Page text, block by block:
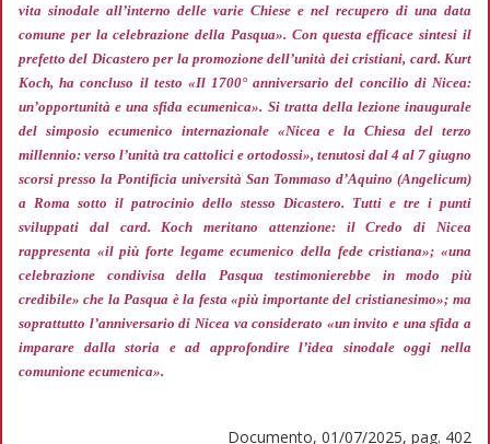
vita sinodale all’interno delle varie Chiese e nel recupero di una data
comune per la celebrazione della Pasqua». Con questa efficace sintesi il
prefetto del Dicastero per la promozione dell’unità dei cristiani, card. Kurt
Koch, ha concluso il testo «Il 1700° anniversario del concilio di Nicea:
un’opportunità e una sfida ecumenica». Si tratta della lezione inaugurale
del simposio ecumenico internazionale «Nicea e la Chiesa del terzo
millennio: verso l’unità tra cattolici e ortodossi», tenutosi dal 4 al 7 giugno
scorsi presso la Pontificia università San Tommaso d’Aquino (Angelicum)
a Roma sotto il patrocinio dello stesso Dicastero. Tutti e tre i punti
sviluppati dal card. Koch meritano attenzione: il Credo di Nicea
rappresenta «il più forte legame ecumenico della fede cristiana»; «una
celebrazione condivisa della Pasqua testimonierebbe in modo più
credibile»che la Pasqua è la festa«più importante del cristianesimo»; ma
soprattutto l’anniversario di Nicea va considerato «un invito e una sfida a
imparare dalla storia e ad approfondire l’idea sinodale oggi nella
comunione ecumenica».
Documento, 01/07/2025, pag. 402